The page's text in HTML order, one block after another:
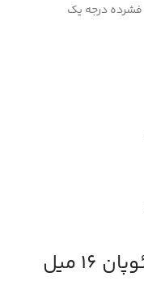
جنس صفحه میز تنیس نئوپان 16 میل